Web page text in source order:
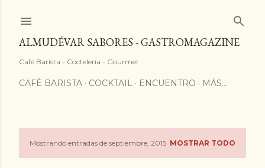
ALMUDÉVAR SABORES - GASTROMAGAZINE
Café Barista - Coctelería - Gourmet
CAFÉ BARISTA COCKTAIL ENCUENTRO MÁS…
EMostrando entradas de septiembre, 2015 MOSTRAR TODO